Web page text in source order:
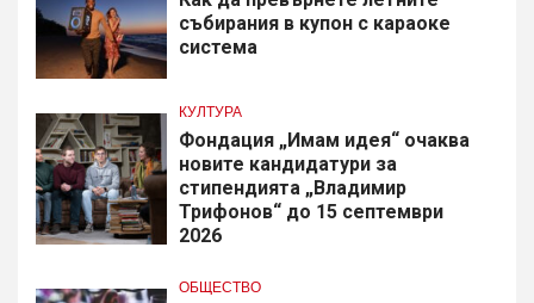
събирания в купон с караоке
система
КУЛТУРА
Фондация „Имам идея“ очаква
новите кандидатури за
стипендията „Владимир
Трифонов“ до 15 септември
2026
ОБЩЕСТВО